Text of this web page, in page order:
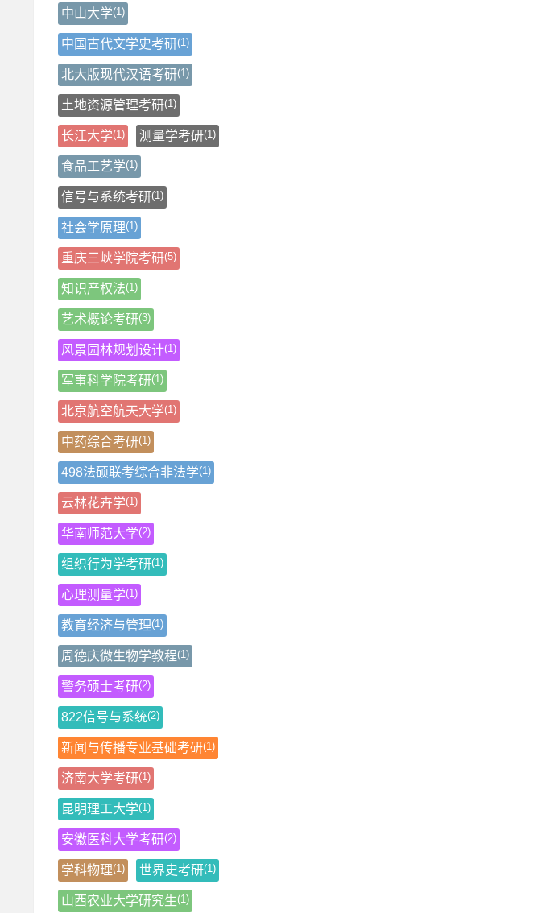
中山大学(1)
中国古代文学史考研(1)
北大版现代汉语考研(1)
土地资源管理考研(1)
长江大学(1) 测量学考研(1)
食品工艺学(1)
信号与系统考研(1)
社会学原理(1)
重庆三峡学院考研(5)
知识产权法(1)
艺术概论考研(3)
风景园林规划设计(1)
军事科学院考研(1)
北京航空航天大学(1)
中药综合考研(1)
498法硕联考综合非法学(1)
云林花卉学(1)
华南师范大学(2)
组织行为学考研(1)
心理测量学(1)
教育经济与管理(1)
周德庆微生物学教程(1)
警务硕士考研(2)
822信号与系统(2)
新闻与传播专业基础考研(1)
济南大学考研(1)
昆明理工大学(1)
安徽医科大学考研(2)
学科物理(1) 世界史考研(1)
山西农业大学研究生(1)